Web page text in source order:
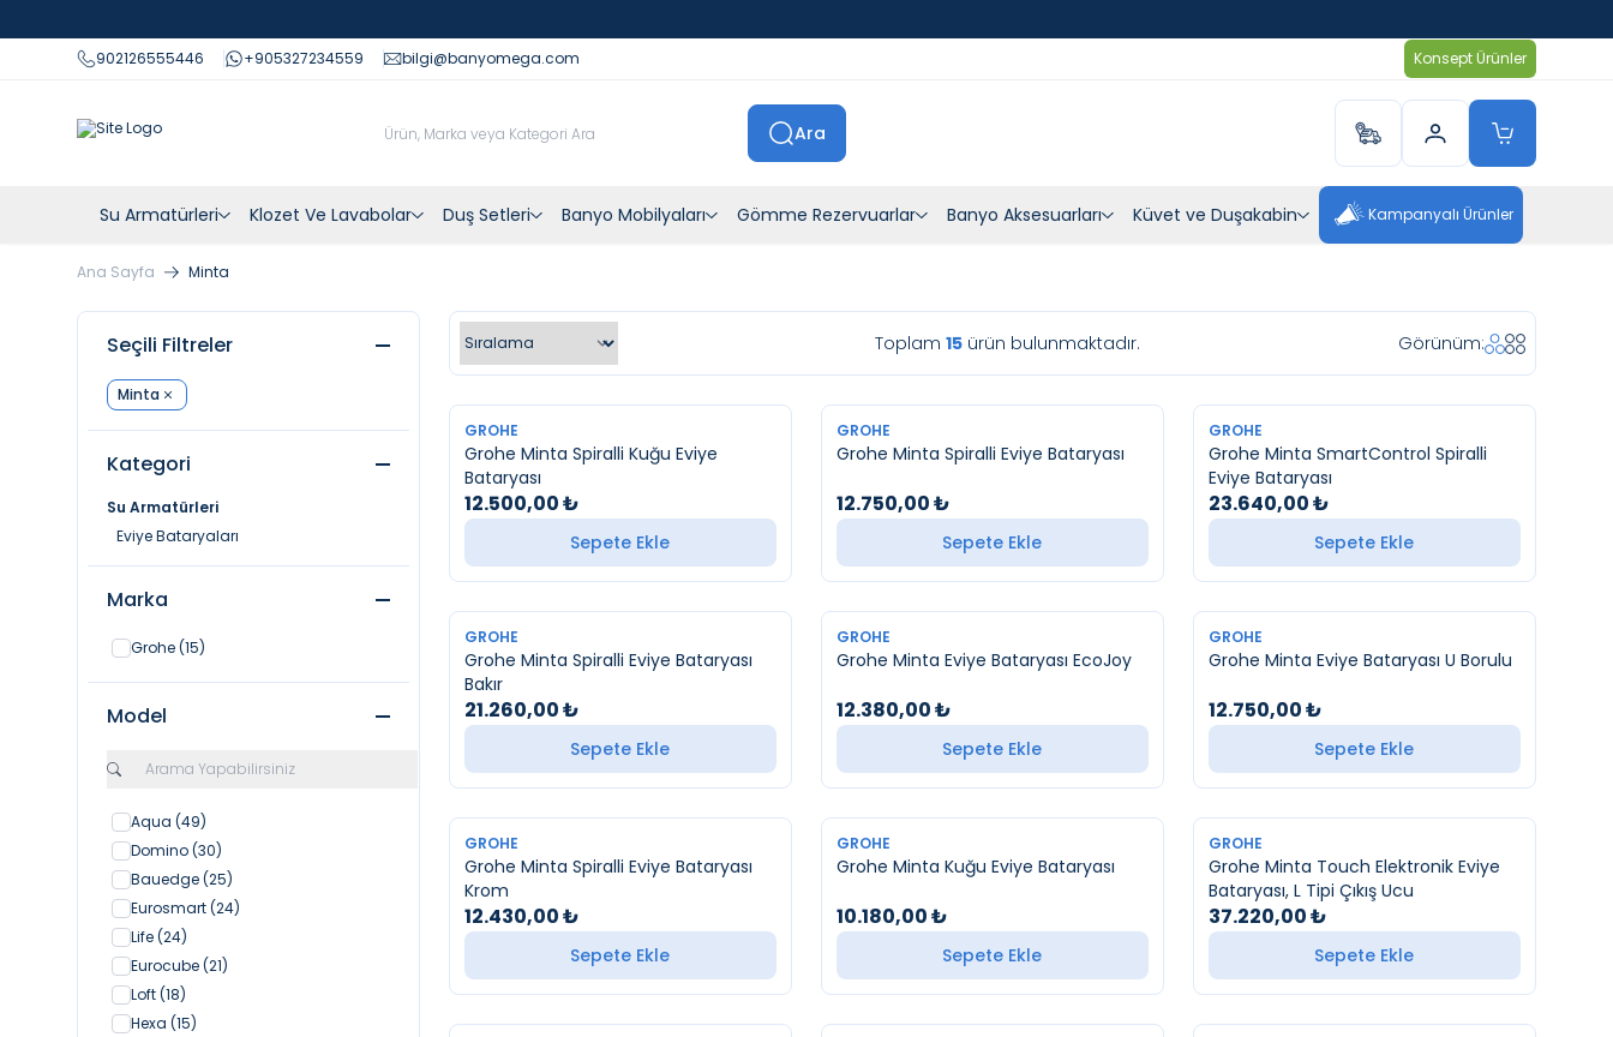
902126555446
+905327234559 bilgi@banyomega.com Konsept Ürünler
Ara
Su Armatürleri Klozet Ve Lavabolar Duş Setleri Banyo Mobilyaları Gömme Rezervuarlar Banyo Aksesuarları Küvet ve Duşakabin Kampanyalı Ürünler
Ana Sayfa Minta
Seçili Filtreler
Minta
Kategori
Su Armatürleri
Eviye Bataryaları
Marka
Grohe(15)
Model
Aqua (49)
Domino(30)
Bauedge(25)
Eurosmart(24)
Life(24)
Eurocube(21)
Loft(18)
Hexa (15)
Toplam15 ürün bulunmaktadır. Görünüm:
YENI
GROHE
Grohe Minta Spiralli Kuğu Eviye
Bataryası
12.500,00₺
Sepete Ekle
YENI
GROHE
Grohe Minta Spiralli Eviye Bataryası
12.750,00₺
Sepete Ekle
YENI
GROHE
Grohe Minta SmartControl Spiralli
Eviye Bataryası
23.640,00₺
Sepete Ekle
YENI
GROHE
Grohe Minta Spiralli Eviye Bataryası
Bakır
21.260,00₺
Sepete Ekle
YENI
GROHE
Grohe Minta Eviye Bataryası EcoJoy
12.380,00₺
Sepete Ekle
YENI
GROHE
Grohe Minta Eviye Bataryası U Borulu
12.750,00₺
Sepete Ekle
YENI
GROHE
Grohe Minta Spiralli Eviye Bataryası
Krom
12.430,00₺
Sepete Ekle
YENI
GROHE
Grohe Minta Kuğu Eviye Bataryası
10.180,00₺
Sepete Ekle
YENI
GROHE
Grohe Minta Touch Elektronik Eviye
Bataryası, L Tipi Çıkış Ucu
37.220,00₺
Sepete Ekle